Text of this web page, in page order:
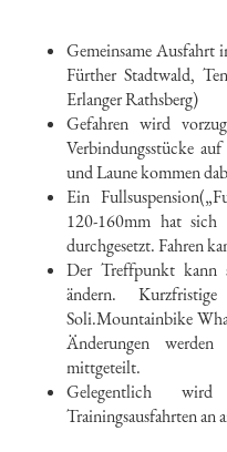
Gemeinsame Ausfahrt
Fürther Stadtwald,
Erlanger Rathsberg)
Gefahren wird
Verbindungsstücke
und Laune kommen
Ein
120-160mm hat
durchgesetzt. Fahren
Der Treffpunkt kann
ändern.
Soli.Mountainbike
Änderungen
mittgeteilt.
Gelegentlich
Trainingsausfahrten an
500
800
00
00